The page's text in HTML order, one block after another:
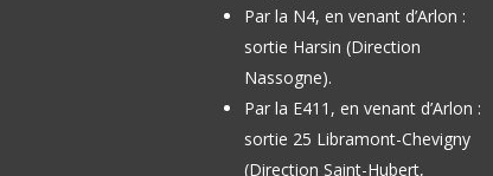
Par la N4, en venant d’Arlon :
sortie Harsin (Direction
Nassogne).
Par la E411, en venant d’Arlon :
sortie 25 Libramont-Chevigny
(Direction Saint-Hubert,